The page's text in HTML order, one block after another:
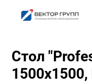
Стол
1500x1500,